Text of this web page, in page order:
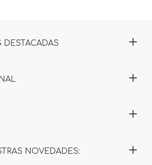
NOVEDADES:
DESTACADAS